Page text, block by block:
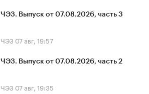
ЧЭЗ. Выпуск от 07.08.2026, часть 3
ЧЭЗ 07 авг, 19:57
ЧЭЗ. Выпуск от 07.08.2026, часть 2
ЧЭЗ 07 авг, 19:35